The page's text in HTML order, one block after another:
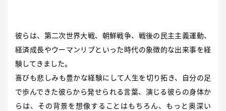
彼らは、第二次世界大戦、朝鮮戦争、戦後の民主主義運動、
経済成長やウーマンリブといった時代の象徴的な出来事を経
験してきました。
喜びも悲しみも豊かな経験にして人生を切り拓き、自分の足
で歩んできた彼らから発せられる言葉、演じる彼らの身体か
らは、その背景を想像することはもちろん、もっと奥深い